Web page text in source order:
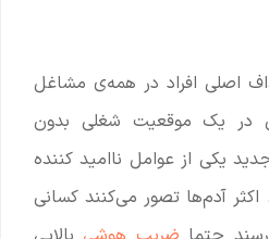
اصلی افراد در همه‌ی مشاغل
در یک موقعیت شغلی بدون
یکی از عوامل ناامید کننده
آدم‌ها تصور می‌کنند کسانی